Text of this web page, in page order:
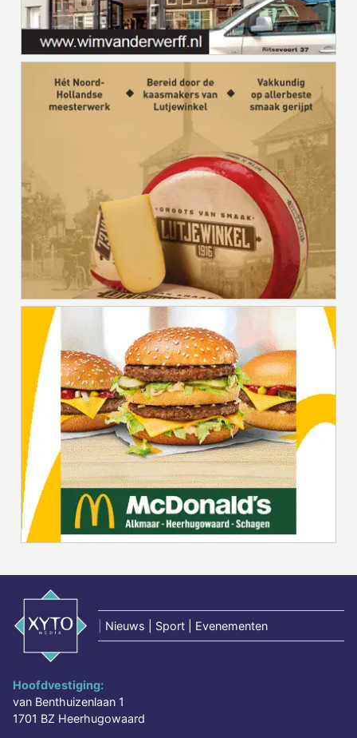
Nieuws | Sport | Evenementen
Hoofdvestiging:
van Benthuizenlaan 1
1701 BZ Heerhugowaard